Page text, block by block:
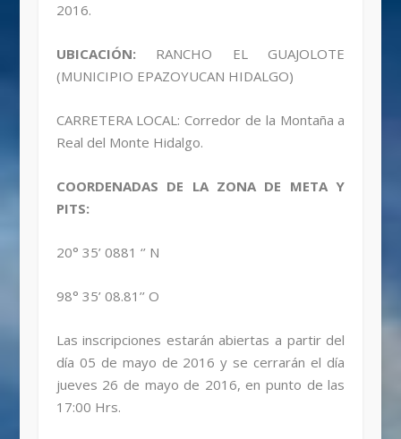
2016.
UBICACIÓN: RANCHO EL GUAJOLOTE
(MUNICIPIO EPAZOYUCAN HIDALGO)
CARRETERA LOCAL: Corredor de la Montaña a
Real del Monte Hidalgo.
COORDENADAS DE LA ZONA DE META Y
PITS:
20° 35’ 0881 ‘’ N
98° 35’ 08.81’’ O
Las inscripciones estarán abiertas a partir del
día 05 de mayo de 2016 y se cerrarán el día
jueves 26 de mayo de 2016, en punto de las
17:00 Hrs.